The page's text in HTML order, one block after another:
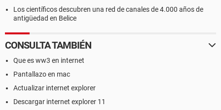
Los científicos descubren una red de canales de 4.000 años de
antigüedad en Belice
CONSULTA TAMBIÉN
Que es ww3 en internet
Pantallazo en mac
Actualizar internet explorer
Descargar internet explorer 11